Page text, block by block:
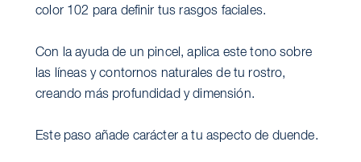
color 102 para definir tus rasgos faciales.
Con la ayuda de un pincel, aplica este tono sobre
las líneas y contornos naturales de tu rostro,
creando más profundidad y dimensión.
Este paso añade carácter a tu aspecto de duende.